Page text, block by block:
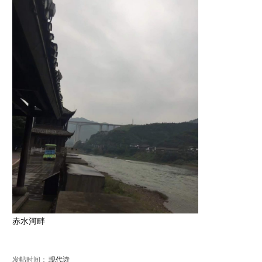
赤水河畔
发帖时间： 现代诗